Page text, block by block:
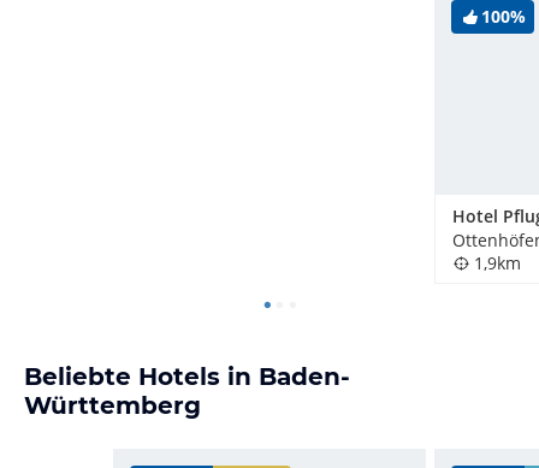
100%
Hotel
1,9km
Beliebte Hotels in Baden-
Württemberg